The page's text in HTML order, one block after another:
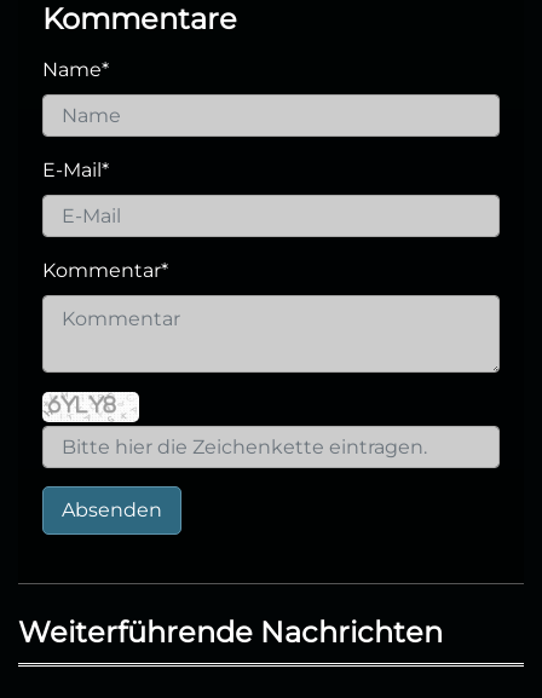
Kommentare
Name*
E-Mail *
Kommentar*
Absenden
Weiterführende Nachrichten